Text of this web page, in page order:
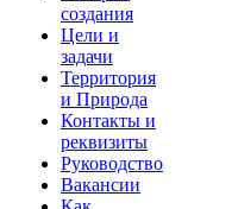
создания
Цели и
задачи
Территория
и Природа
Контакты и
реквизиты
Руководство
Вакансии